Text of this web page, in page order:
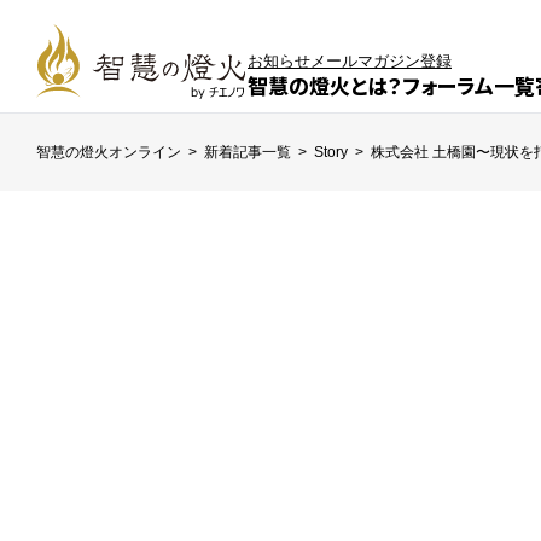
智慧の燈火とは？フォーラム一覧
お知らせメールマガジン登録
智慧の燈火オンライン > 新着記事一覧 > Story > 株式会社 土橋園〜現状を